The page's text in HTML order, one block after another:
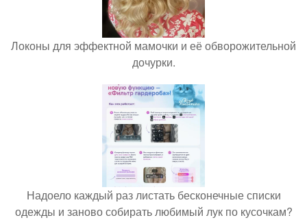
Локоны для эффектной мамочки и её обворожительной
дочурки.
Надоело каждый раз листать бесконечные списки
одежды и заново собирать любимый лук по кусочкам?